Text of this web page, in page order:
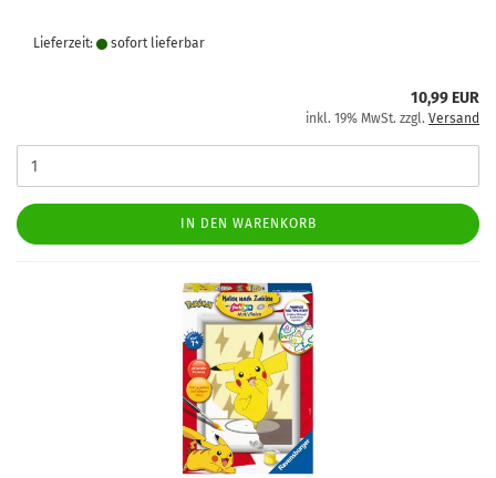
Lieferzeit: sofort lie­fer­bar
10,99 EUR
inkl. 19% MwSt. zzgl. Versand
IN DEN WARENKORB